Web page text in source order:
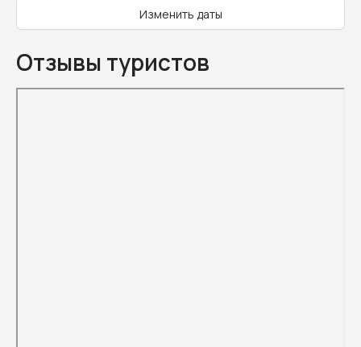
Изменить даты
Отзывы туристов